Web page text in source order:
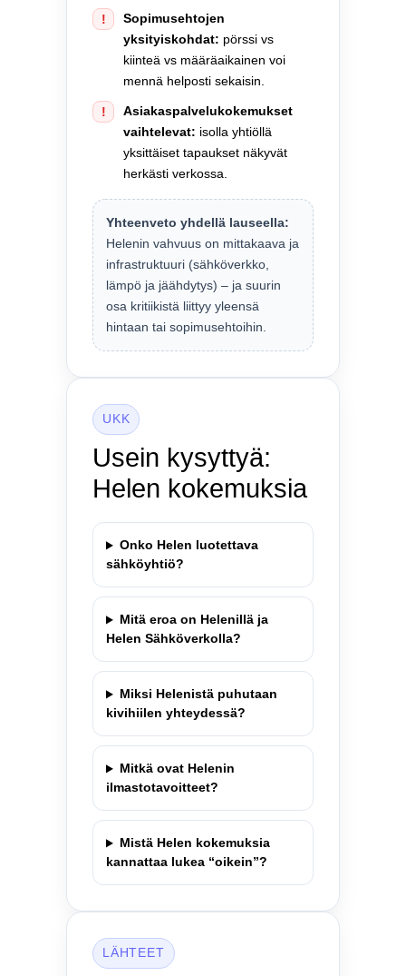
!
Sopimusehtojen
yksityiskohdat: pörssi vs
kiinteä vs määräaikainen voi
mennä helposti sekaisin.
!
Asiakaspalvelukokemukset
vaihtelevat: isolla yhtiöllä
yksittäiset tapaukset näkyvät
herkästi verkossa.
Yhteenveto yhdellä lauseella:
Helenin vahvuus on mittakaava ja
infrastruktuuri (sähköverkko,
lämpö ja jäähdytys) – ja suurin
osa kritiikistä liittyy yleensä
hintaan tai sopimusehtoihin.
UKK
Usein kysyttyä:
Helen kokemuksia
Onko Helen luotettava
sähköyhtiö?
Mitä eroa on Helenillä ja
Helen Sähköverkolla?
Miksi Helenistä puhutaan
kivihiilen yhteydessä?
Mitkä ovat Helenin
ilmastotavoitteet?
Mistä Helen kokemuksia
kannattaa lukea “oikein”?
LÄHTEET